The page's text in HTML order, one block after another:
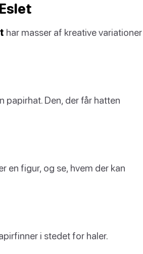
har masser af kreative variationer
papirhat. Den, der får hatten
en figur, og se, hvem der kan
i stedet for haler.